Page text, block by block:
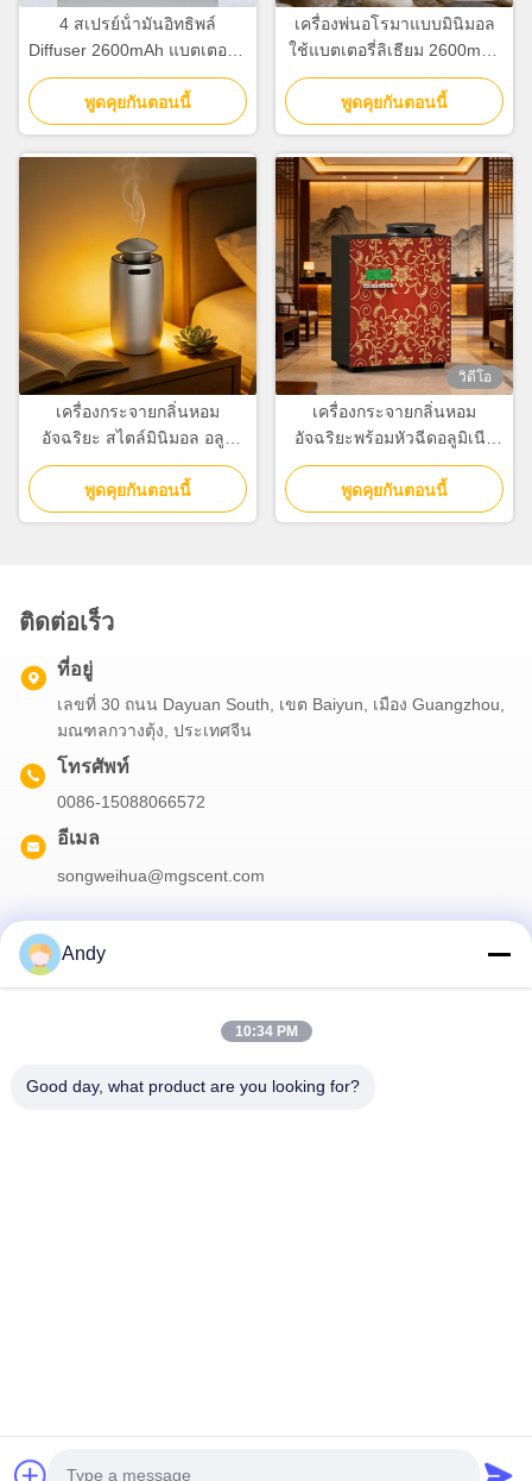
4 สเปรย์น้ํามันอิทธิพล์
Diffuser 2600mAh แบตเตอรี่ลิ
เดียม Aromatherapy Diffuser
สําหรับบ้าน
พูดคุยกันตอนนี้
เครื่องพ่นอโรมาแบบมินิมอล
ใช้แบตเตอรี่ลิเธียม 2600mAh
ระบบลมเย็น
พูดคุยกันตอนนี้
เครื่องกระจายกลิ่นหอม
อัจฉริยะ สไตล์มินิมอล อลูมิ
เนียมอัลลอยด์ พร้อมระบบ
กระจายลมเย็น
พูดคุยกันตอนนี้
วิดีโอ
เครื่องกระจายกลิ่นหอม
อัจฉริยะพร้อมหัวฉีดอลูมิเนีย
มอัลลอยด์แบบแม่เหล็ก
พูดคุยกันตอนนี้
ติดต่อเร็ว
ที่อยู่
เลขที่ 30 ถนน Dayuan South, เขต Baiyun, เมือง Guangzhou,
มณฑลกวางตุ้ง, ประเทศจีน
โทรศัพท์
0086-15088066572
อีเมล
songweihua@mgscent.com
กระจายกลิ่นหอม ผู้จัดจําหน่าย.ลิขสิทธิ์ 2026 Guangzhou HaoYue
Andy
10:34 PM
Good day, what product are you looking for?